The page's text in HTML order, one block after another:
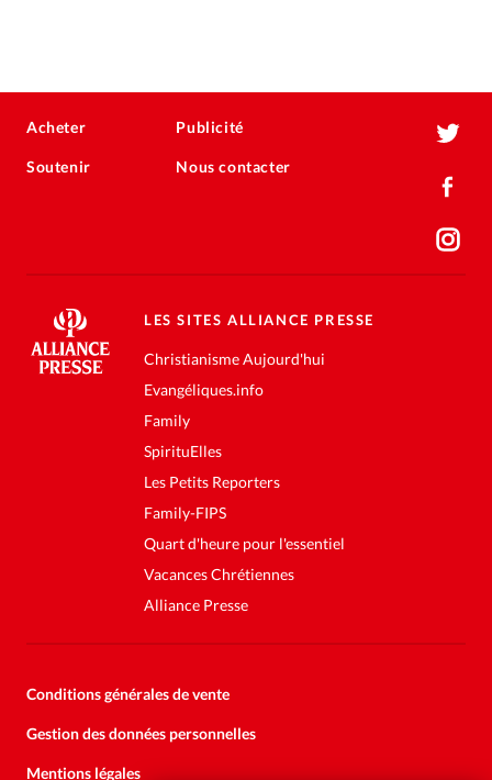
Acheter
Soutenir
Publicité
Nous contacter
LES SITES ALLIANCE PRESSE
Christianisme Aujourd'hui
Evangéliques.info
Family
SpirituElles
Les Petits Reporters
Family-FIPS
Quart d'heure pour l'essentiel
Vacances Chrétiennes
Alliance Presse
Conditions générales de vente
Gestion des données personnelles
Mentions légales